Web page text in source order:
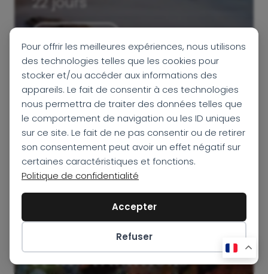
Pour offrir les meilleures expériences, nous utilisons
des technologies telles que les cookies pour
stocker et/ou accéder aux informations des
appareils. Le fait de consentir à ces technologies
nous permettra de traiter des données telles que
le comportement de navigation ou les ID uniques
sur ce site. Le fait de ne pas consentir ou de retirer
son consentement peut avoir un effet négatif sur
certaines caractéristiques et fonctions.
Politique de confidentialité
Accepter
Refuser
Préférences des cookies
Voyage au Japon en
13 jours :
immersion au cœur
de l’universmanga
et des traditions